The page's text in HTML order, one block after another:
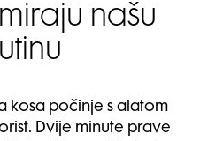
našu
kosa počinje s alatom
Dvije minute prave